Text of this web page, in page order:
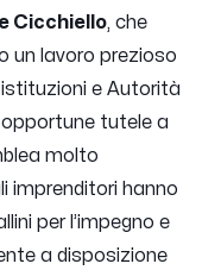
Cicchiello, che
un lavoro prezioso
e Autorità
tutele a
molto
imprenditori hanno
per l’impegno e
a disposizione